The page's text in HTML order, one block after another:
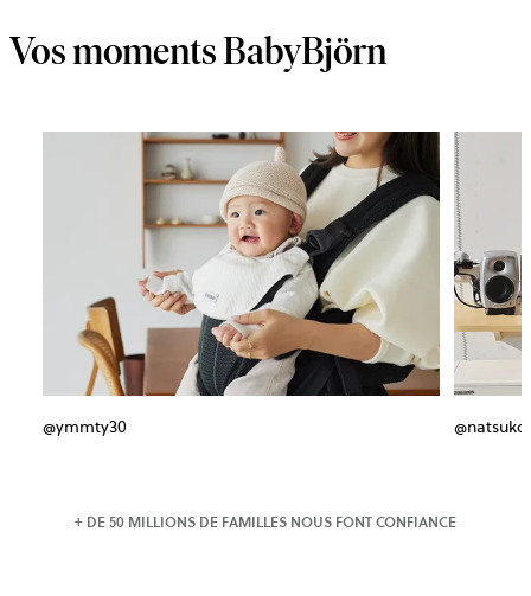
Vos moments BabyBjörn
@ymmty30
+ DE 50 MILLIONS DE FAMILLES NOUS FONT CONFIANCE